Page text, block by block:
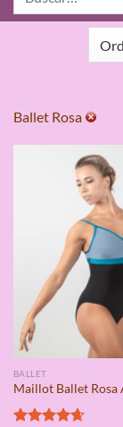
Ballet Rosa
BALLET
Maillot Ballet Rosa